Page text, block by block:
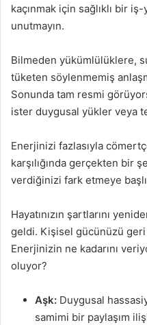
kaçınmak için sağlıklı bir
unutmayın.
Bilmeden yükümlülüklere,
tüketen söylenmemiş
Sonunda tam resmi
ister duygusal yükler veya
Enerjinizi fazlasıyla
karşılığında gerçekten bir
verdiğinizi fark etmeye
Hayatınızın şartlarını
geldi. Kişisel gücünüzü
Enerjinizin ne kadarını
oluyor?
Aşk: Duygusal
samimi bir paylaşım